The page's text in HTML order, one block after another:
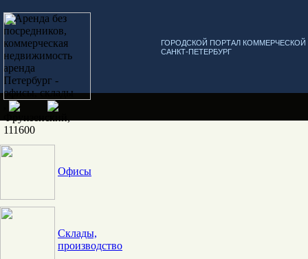
ГОРОДСКОЙ ПОРТАЛ
САНКТ-ПЕТЕРБУРГ
Офисы
Склады,
производство